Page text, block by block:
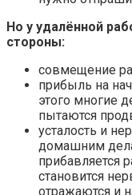
Но у удалённой
стороны:
совмещение
прибыль на
этого многие
пытаются
усталость и
домашним
прибавляется
становится
отражаются и